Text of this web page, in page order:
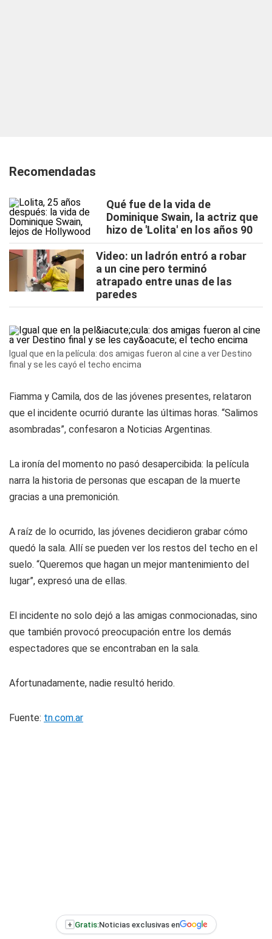
Recomendadas
Qué fue de la vida de
Dominique Swain, la actriz que
hizo de 'Lolita' en los años 90
Video: un ladrón entró a robar
a un cine pero terminó
atrapado entre unas de las
paredes
Igual que en la película: dos amigas fueron al cine a ver Destino
final y se les cayó el techo encima
Fiamma y Camila, dos de las jóvenes presentes, relataron
que el incidente ocurrió durante las últimas horas. “Salimos
asombradas”, confesaron a Noticias Argentinas.
La ironía del momento no pasó desapercibida: la película
narra la historia de personas que escapan de la muerte
gracias a una premonición.
A raíz de lo ocurrido, las jóvenes decidieron grabar cómo
quedó la sala. Allí se pueden ver los restos del techo en el
suelo. “Queremos que hagan un mejor mantenimiento del
lugar”, expresó una de ellas.
El incidente no solo dejó a las amigas conmocionadas, sino
que también provocó preocupación entre los demás
espectadores que se encontraban en la sala.
Afortunadamente, nadie resultó herido.
Fuente: tn.com.ar
+ Gratis:Noticias exclusivas en